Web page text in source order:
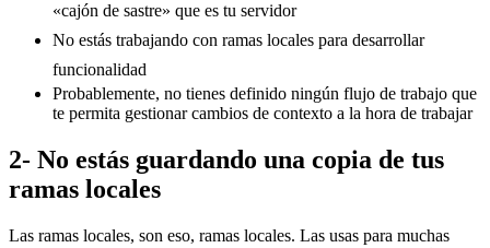
«cajón de sastre» que es tu servidor
No estás trabajando con ramas locales para desarrollar
funcionalidad
Probablemente, no tienes definido ningún flujo de trabajo que
te permita gestionar cambios de contexto a la hora de trabajar
2- No estás guardando una copia de tus
ramas locales
Las ramas locales, son eso, ramas locales. Las usas para muchas